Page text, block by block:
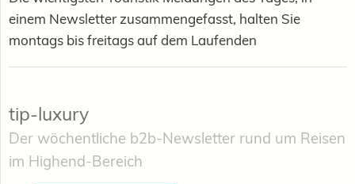
einem Newsletter zusammengefasst, halten Sie
montags bis freitags auf dem Laufenden
tip-luxury
Der wöchentliche b2b-Newsletter rund um Reisen
im Highend-Bereich